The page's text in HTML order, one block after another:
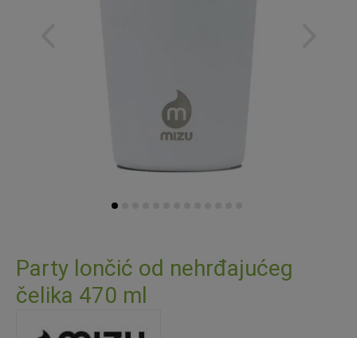
to
the
beginning
Party lončić od nehrđajućeg
čelika 470 ml